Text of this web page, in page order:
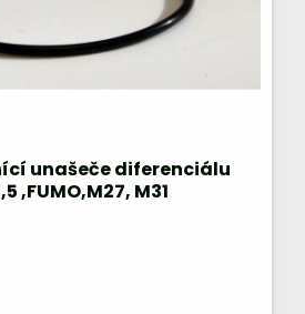
unašeče diferenciálu
,FUMO,M27, M31